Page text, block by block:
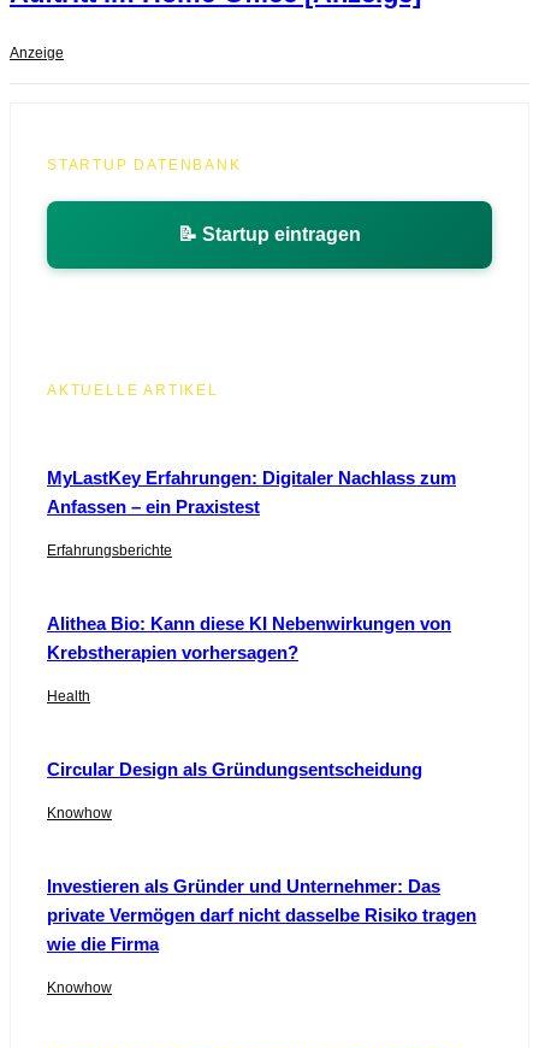
Anzeige
STARTUP DATENBANK
📝 Startup eintragen
AKTUELLE ARTIKEL
MyLastKey Erfahrungen: Digitaler Nachlass zum
Anfassen – ein Praxistest
Erfahrungsberichte
Alithea Bio: Kann diese KI Nebenwirkungen von
Krebstherapien vorhersagen?
Health
Circular Design als Gründungsentscheidung
Knowhow
Investieren als Gründer und Unternehmer: Das
private Vermögen darf nicht dasselbe Risiko tragen
wie die Firma
Knowhow